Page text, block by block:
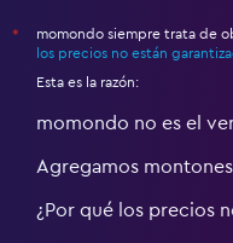
*
momondo siempre trata de
los precios no están
Esta es la razón:
momondo no es el
Agregamos
¿Por qué los precios